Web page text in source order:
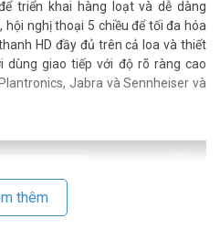
triển khai hàng loạt và dễ dàng
hội nghị thoại 5 chiều để tối đa hóa
HD đầy đủ trên cả loa và thiết
dùng giao tiếp với độ rõ ràng cao
Jabra và Sennheiser và
thêm